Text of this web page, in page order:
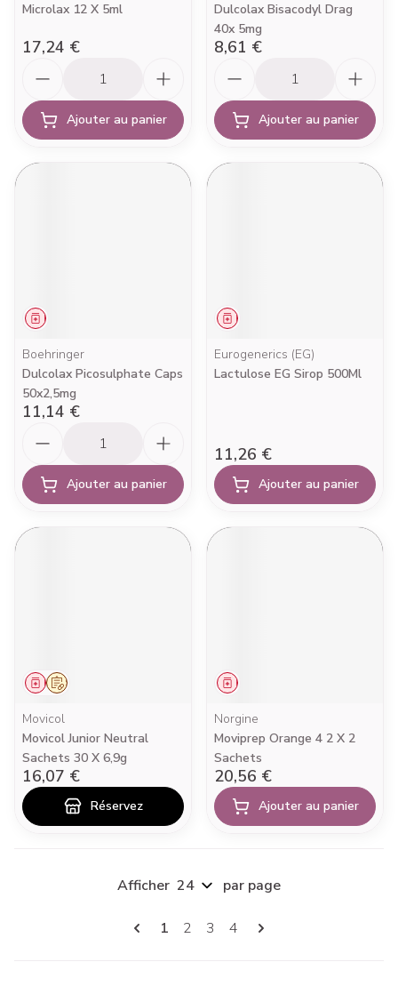
Microlax 12 X 5ml
17,24 €
Ajouter au panier
Dulcolax Bisacodyl Drag
40x 5mg
8,61 €
Ajouter au panier
Médicament
Boehringer
Dulcolax Picosulphate Caps
50x2,5mg
11,14 €
Ajouter au panier
Médicament
Eurogenerics (EG)
Lactulose EG Sirop 500Ml
11,26 €
Ajouter au panier
Sur prescription
Médicament
Movicol
Movicol Junior Neutral
Sachets 30 X 6,9g
16,07 €
Réservez
Médicament
Norgine
Moviprep Orange 4 2 X 2
Sachets
20,56 €
Ajouter au panier
Pages
Vous lisez actuellement la page
1 Page
2 Page
3 Page
4
Afficher par page